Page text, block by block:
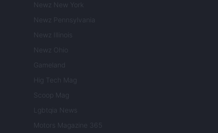
Newz New York
Newz Pennsylvania
Newz Illinois
Newz Ohio
Gameland
Hig Tech Mag
Scoop Mag
Lgbtqia News
Motors Magazine 365